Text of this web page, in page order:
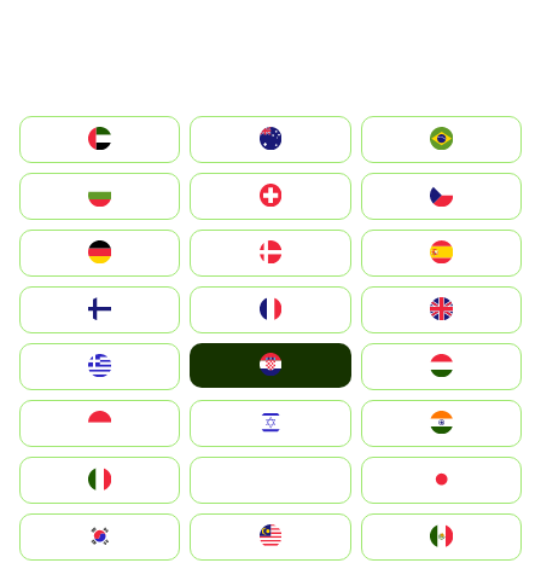
الإمارات العربية المتحدة
Switzerland
Deutschland
United Kingdom
Magyarország
South Korea